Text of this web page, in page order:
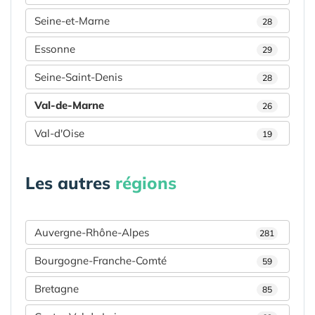
Seine-et-Marne 28
Essonne 29
Seine-Saint-Denis 28
Val-de-Marne 26
Val-d'Oise 19
Les autres régions
Auvergne-Rhône-Alpes 281
Bourgogne-Franche-Comté 59
Bretagne 85